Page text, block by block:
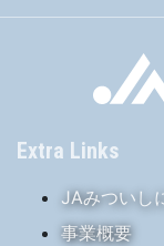
Extra Links
JAみついし
事業概要